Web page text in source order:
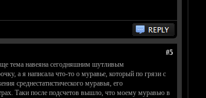
#5
тема навеяна сегодняшним шутливым
а я написала что-то о муравье, который по грязи с
среднестатистического муравья, его
Таки после подсчетов вышло, что моему муравью в